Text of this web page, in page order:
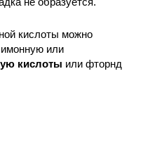
кислоты можно
или
кислоты или фторнд